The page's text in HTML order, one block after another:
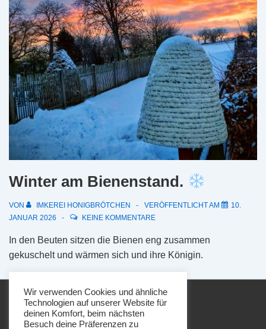
Winter am Bienenstand.
VON IMKEREI HONIGBRÖTCHEN VERÖFFENTLICHT AM
10.
JANUAR 2026
KEINE KOMMENTARE
In den Beuten sitzen die Bienen eng zusammen
gekuschelt und wärmen sich und ihre Königin.
Wir verwenden Cookies und ähnliche
Technologien auf unserer Website für
deinen Komfort, beim nächsten
Besuch deine Präferenzen zu